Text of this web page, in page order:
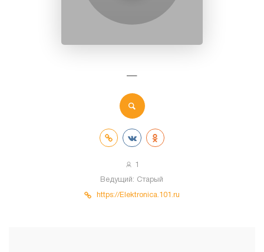
—
1
Ведущий: Старый
https://Elektronica.101.ru